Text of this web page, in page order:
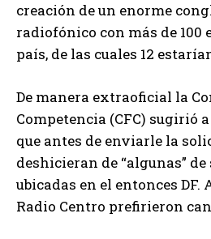
creación de un enorme
radiofónico con más de 100
país, de las cuales 12
De manera extraoficial la
Competencia (CFC) sugirió
que antes de enviarle la
deshicieran de “algunas”
ubicadas en el entonces
Radio Centro prefirieron